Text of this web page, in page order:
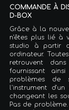
COMMANDE À
D-BOX
Grâce à la
n'êtes plus lié à
studio à partir
ordinateur.
retrouvent
fournissant
problèmes de
l'instrument
changeant les
Pas de